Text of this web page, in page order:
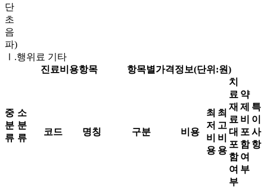
단
초
음
파)
Ⅰ.행위료 기타
중
분
류
소
분
류
진료비용항목 항목별가격정보(단위:원)
특
이
사
항
코드 명칭 구분 비용
최
저
비
용
최
고
비
용
치
료
재
료
대
포
함
여
부
약
제
비
포
함
여
부